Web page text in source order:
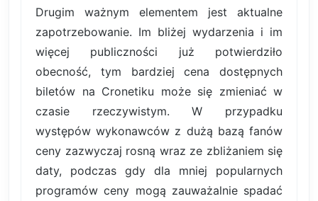
Drugim ważnym elementem jest aktualne
zapotrzebowanie. Im bliżej wydarzenia i im
więcej publiczności już potwierdziło
obecność, tym bardziej cena dostępnych
biletów na Cronetiku może się zmieniać w
czasie rzeczywistym. W przypadku
występów wykonawców z dużą bazą fanów
ceny zazwyczaj rosną wraz ze zbliżaniem się
daty, podczas gdy dla mniej popularnych
programów ceny mogą zauważalnie spadać